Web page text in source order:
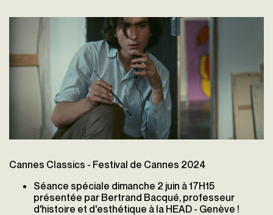
Cannes Classics - Festival de Cannes 2024
Séance spéciale dimanche 2 juin à 17H15
présentée par Bertrand Bacqué, professeur
d'histoire et d'esthétique à la HEAD - Genève !